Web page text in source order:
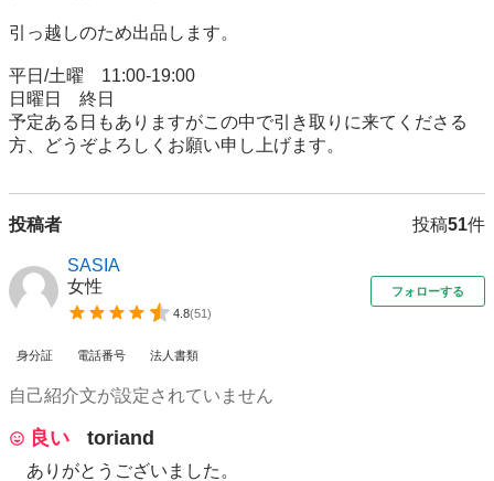
引っ越しのため出品します。
平日/土曜　11:00-19:00
日曜日　終日
予定ある日もありますがこの中で引き取りに来てくださる
方、どうぞよろしくお願い申し上げます。
投稿者 投稿51件
SASIA
女性
4.8(51)
フォローする
身分証 電話番号 法人書類
自己紹介文が設定されていません
良い toriand
ありがとうございました。